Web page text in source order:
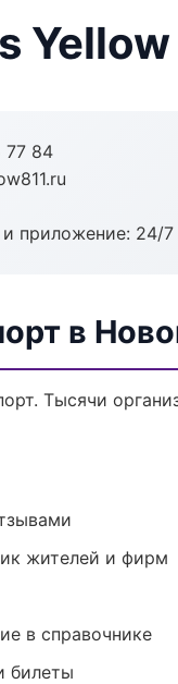
Yellow
77 84
приложение: 24/7
в
Тысячи
жителей и фирм
в справочнике
билеты